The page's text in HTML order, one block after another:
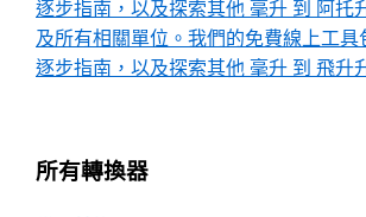
逐步指南，以及探索其他 毫升 到 阿托
及所有相關單位。我們的免費線上工具
逐步指南，以及探索其他 毫升 到 飛升
所有轉換器